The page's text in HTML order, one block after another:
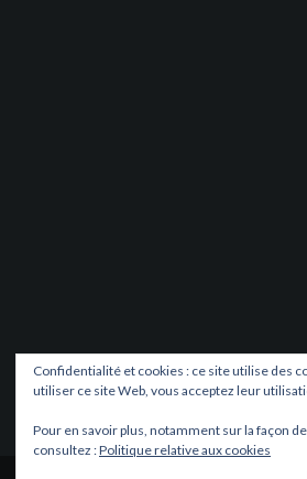
Confidentialité et cookies : ce site utilise des
utiliser ce site Web, vous acceptez leur
Pour en savoir plus, notamment sur la façon
consultez :Politique relative aux cookies